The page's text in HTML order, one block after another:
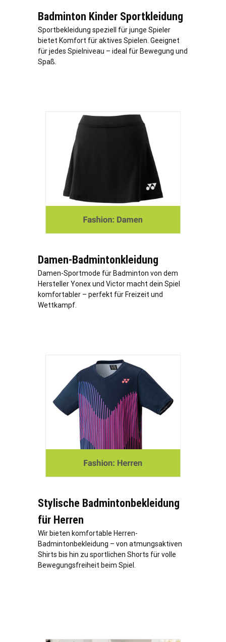
Badminton Kinder Sportkleidung
Sportbekleidung speziell für junge Spieler
bietet Komfort für aktives Spielen. Geeignet
für jedes Spielniveau – ideal für Bewegung und
Spaß.
Damen-Badmintonkleidung
Damen-Sportmode für Badminton von dem
Hersteller Yonex und Victor macht dein Spiel
komfortabler – perfekt für Freizeit und
Wettkampf.
Stylische Badmintonbekleidung
für Herren
Wir bieten komfortable Herren-
Badmintonbekleidung – von atmungsaktiven
Shirts bis hin zu sportlichen Shorts für volle
Bewegungsfreiheit beim Spiel.